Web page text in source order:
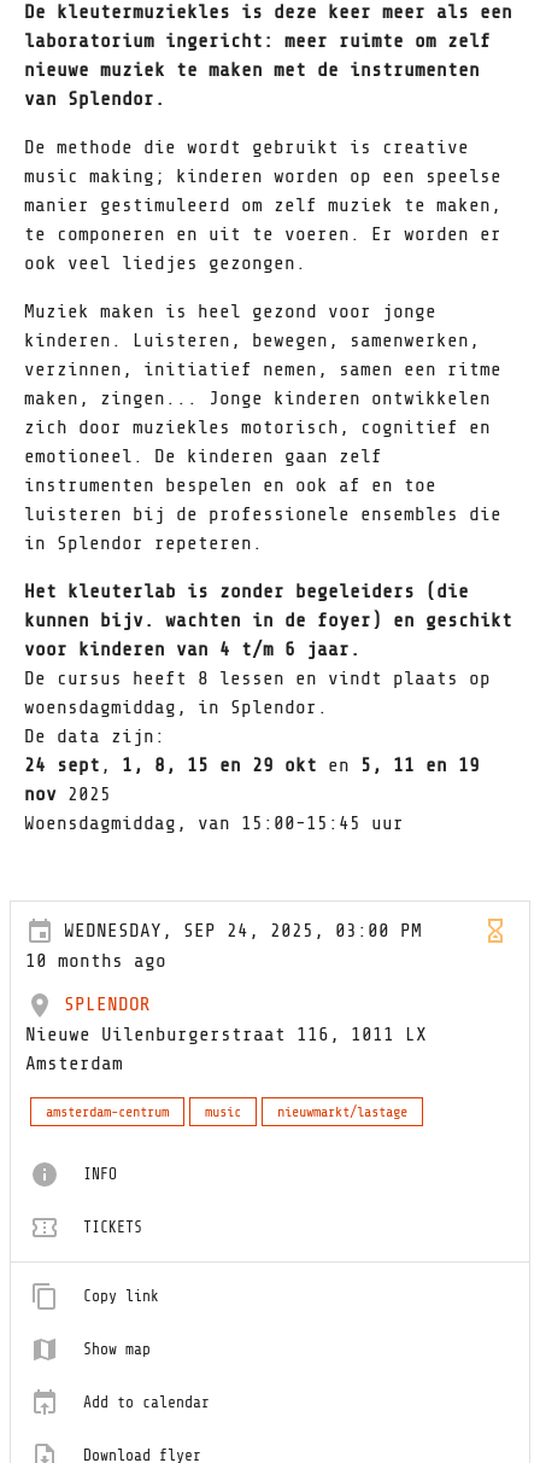
De kleutermuziekles is deze keer meer als een
laboratorium ingericht: meer ruimte om zelf
nieuwe muziek te maken met de instrumenten
van Splendor.
De methode die wordt gebruikt is creative
music making; kinderen worden op een speelse
manier gestimuleerd om zelf muziek te maken,
te componeren en uit te voeren. Er worden er
ook veel liedjes gezongen.
Muziek maken is heel gezond voor jonge
kinderen. Luisteren, bewegen, samenwerken,
verzinnen, initiatief nemen, samen een ritme
maken, zingen... Jonge kinderen ontwikkelen
zich door muziekles motorisch, cognitief en
emotioneel. De kinderen gaan zelf
instrumenten bespelen en ook af en toe
luisteren bij de professionele ensembles die
in Splendor repeteren.
Het kleuterlab is zonder begeleiders (die
kunnen bijv. wachten in de foyer) en geschikt
voor kinderen van 4 t/m 6 jaar.
De cursus heeft 8 lessen en vindt plaats op
woensdagmiddag, in Splendor.
De data zijn:
24 sept , 1, 8, 15 en 29 okt en
5, 11 en 19
nov 2025
Woensdagmiddag, van 15:00-15:45 uur
WEDNESDAY, SEP 24, 2025, 03:00 PM
10 months ago
SPLENDOR
Nieuwe Uilenburgerstraat 116, 1011 LX
Amsterdam
amsterdam-centrum music nieuwmarkt/lastage
INFO
TICKETS
Copy link
Show map
Add to calendar
Download flyer